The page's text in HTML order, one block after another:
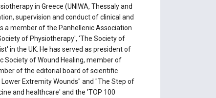
in Greece (UNIWA, Thessaly and
supervision and conduct of clinical and
a member of the Panhellenic Association
of Physiotherapy', 'The Society of
in the UK. He has served as president of
Society of Wound Healing, member of
of the editorial board of scientific
Extremity Wounds" and "The Step of
and healthcare' and the 'TOP 100